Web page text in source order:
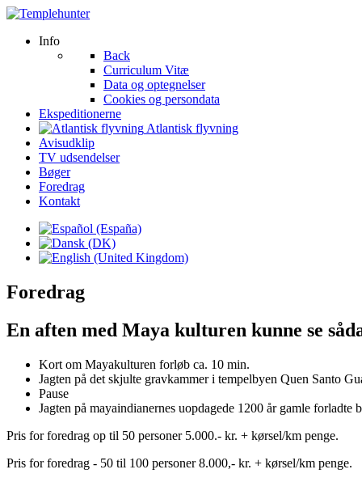
Info
Back
Curriculum Vitæ
Data og optegnelser
Cookies og persondata
Ekspeditionerne
Atlantisk flyvning
Avisudklip
TV udsendelser
Bøger
Foredrag
Kontakt
Foredrag
En aften med Maya kulturen kunne se
Kort om Mayakulturen forløb ca. 10 min.
Jagten på det skjulte gravkammer i tempelbyen Quen Santo
Pause
Jagten på mayaindianernes uopdagede 1200 år gamle forladte
Pris for foredrag op til 50 personer 5.000.- kr. + kørsel/km penge.
Pris for foredrag - 50 til 100 personer 8.000,- kr. + kørsel/km penge.